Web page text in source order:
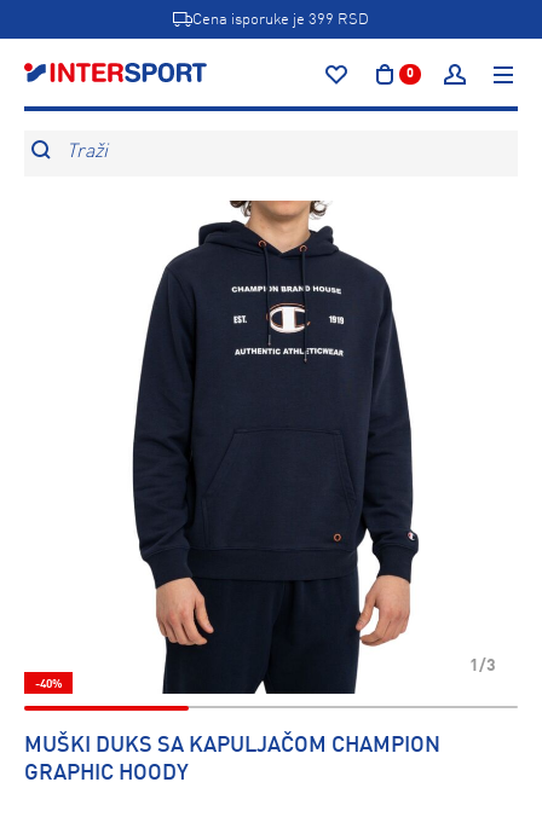
Cena isporuke je 399 RSD
0
Traži
1/3
-40%
MUŠKI DUKS SA KAPULJAČOM CHAMPION
GRAPHIC HOODY